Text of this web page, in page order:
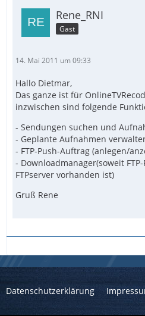
Rene_RNI
Gast
14. Mai 2011 um 09:33
Hallo Dietmar,
Das ganze ist für
inzwischen sind folgende
- Sendungen suchen und
- Geplante Aufnahmen
- FTP-Push-Auftrag (anlegen/
- Downloadmanager(soweit
FTPserver vorhanden ist)
Gruß Rene
Datenschutzerklärung